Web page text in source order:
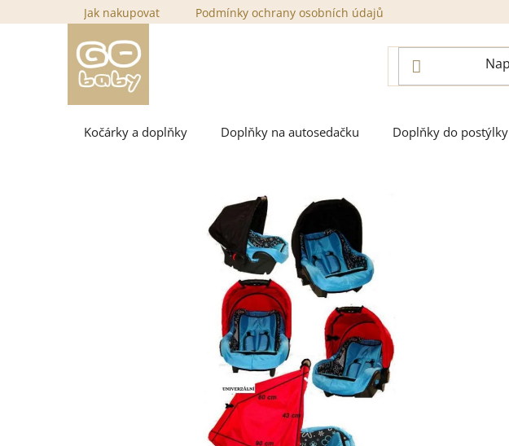
na
Jak nakupovat Podmínky ochrany osobních údajů
Kočárky a doplňky Doplňky na autosedačku Doplňky do postýlky